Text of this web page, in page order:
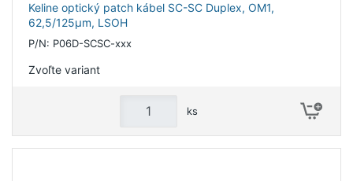
Keline optický patch kábel SC-SC Duplex, OM1,
62,5/125µm, LSOH
P/N: P06D-SCSC-xxx
Zvoľte variant
ks